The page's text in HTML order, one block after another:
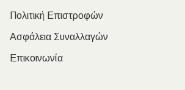
Πολιτική Επιστροφών
Ασφάλεια Συναλλαγών
Επικοινωνία